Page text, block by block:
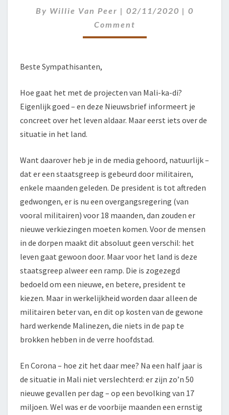
By Willie Van Peer | 02/11/2020 | 0
Comment
Beste Sympathisanten,
Hoe gaat het met de projecten van Mali-ka-di?
Eigenlijk goed – en deze Nieuwsbrief informeert je
concreet over het leven aldaar. Maar eerst iets over de
situatie in het land.
Want daarover heb je in de media gehoord, natuurlijk –
dat er een staatsgreep is gebeurd door militairen,
enkele maanden geleden. De president is tot aftreden
gedwongen, er is nu een overgangsregering (van
vooral militairen) voor 18 maanden, dan zouden er
nieuwe verkiezingen moeten komen. Voor de mensen
in de dorpen maakt dit absoluut geen verschil: het
leven gaat gewoon door. Maar voor het land is deze
staatsgreep alweer een ramp. Die is zogezegd
bedoeld om een nieuwe, en betere, president te
kiezen. Maar in werkelijkheid worden daar alleen de
militairen beter van, en dit op kosten van de gewone
hard werkende Malinezen, die niets in de pap te
brokken hebben in de verre hoofdstad.
En Corona – hoe zit het daar mee? Na een half jaar is
de situatie in Mali niet verslechterd: er zijn zo’n 50
nieuwe gevallen per dag – op een bevolking van 17
miljoen. Wel was er de voorbije maanden een ernstig